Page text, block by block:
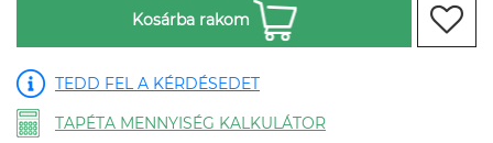
Kosárba rakom
TEDD FEL A KÉRDÉSEDET
TAPÉTA MENNYISÉG KALKULÁTOR